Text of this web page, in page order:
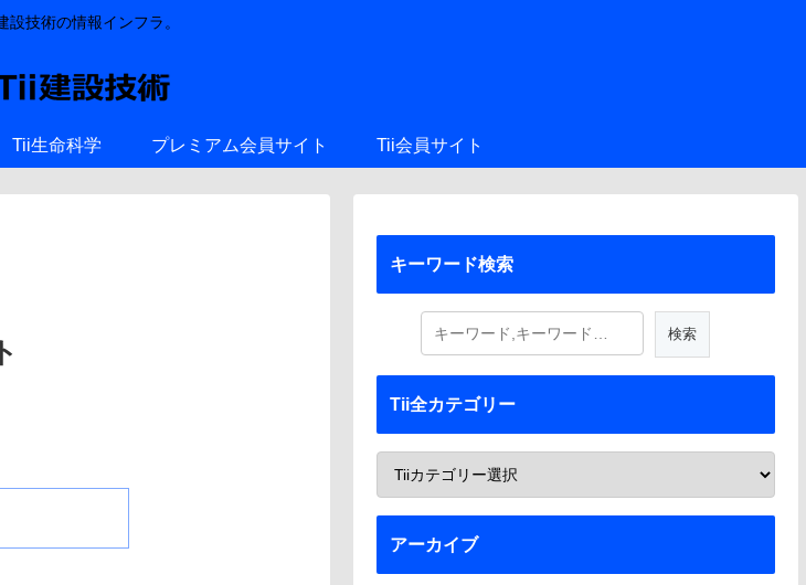
設技術の情報インフラ。
Tii生命科学 プレミアム会員サイト Tii会員サイト
キーワード検索
Tii全カテゴリー
アーカイブ